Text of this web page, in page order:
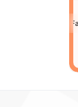
Geprüfte